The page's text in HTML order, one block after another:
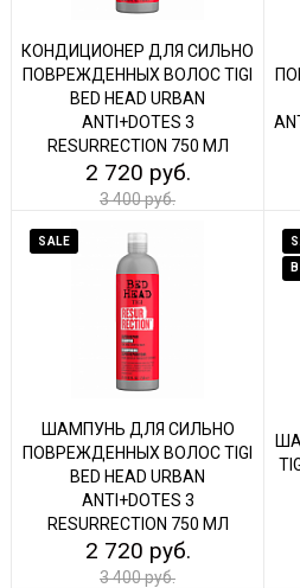
КОНДИЦИОНЕР ДЛЯ СИЛЬНО
ПОВРЕЖДЕННЫХ ВОЛОС TIGI
BED HEAD URBAN
ANTI+DOTES 3
RESURRECTION 750 МЛ
2 720 руб.
3 400 руб.
SALE
ШАМПУНЬ ДЛЯ СИЛЬНО
ПОВРЕЖДЕННЫХ ВОЛОС TIGI
BED HEAD URBAN
ANTI+DOTES 3
RESURRECTION 750 МЛ
2 720 руб.
3 400 руб.